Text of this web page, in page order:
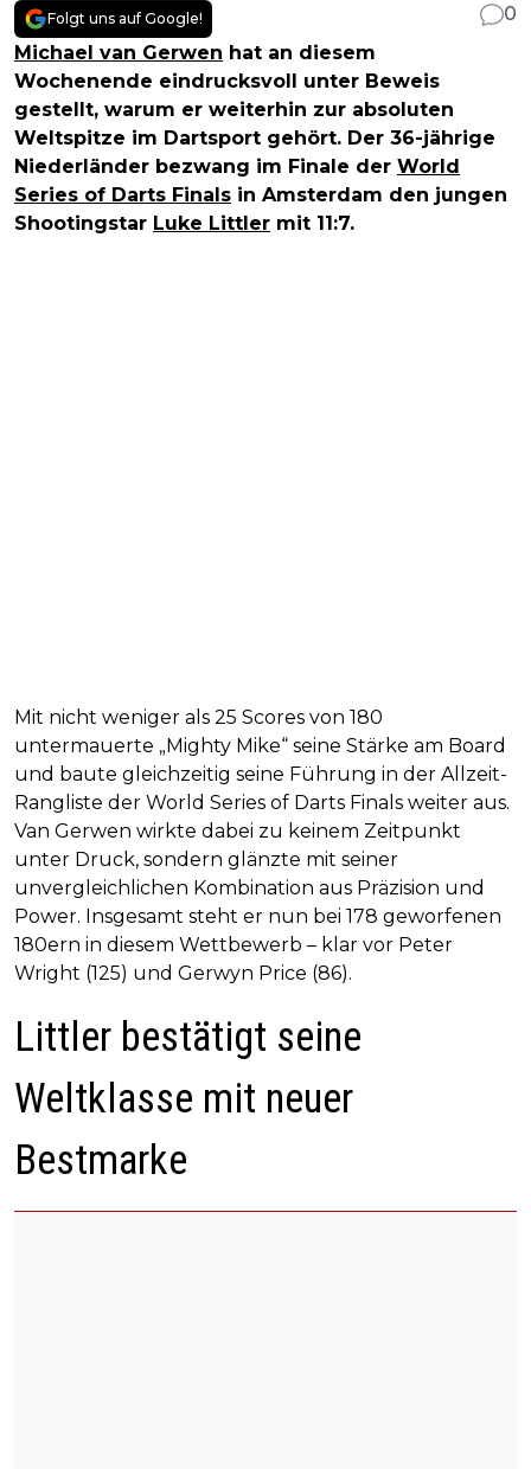
Folgt uns auf Google!
0
Michael van Gerwen hat an diesem
Wochenende eindrucksvoll unter Beweis
gestellt, warum er weiterhin zur absoluten
Weltspitze im Dartsport gehört. Der 36-jährige
Niederländer bezwang im Finale der World
Series of Darts Finals in Amsterdam den jungen
Shootingstar Luke Littler mit 11:7.
Mit nicht weniger als 25 Scores von 180
untermauerte „Mighty Mike“ seine Stärke am Board
und baute gleichzeitig seine Führung in der Allzeit-
Rangliste der World Series of Darts Finals weiter aus.
Van Gerwen wirkte dabei zu keinem Zeitpunkt
unter Druck, sondern glänzte mit seiner
unvergleichlichen Kombination aus Präzision und
Power. Insgesamt steht er nun bei 178 geworfenen
180ern in diesem Wettbewerb – klar vor Peter
Wright (125) und Gerwyn Price (86).
Littler bestätigt seine
Weltklasse mit neuer
Bestmarke